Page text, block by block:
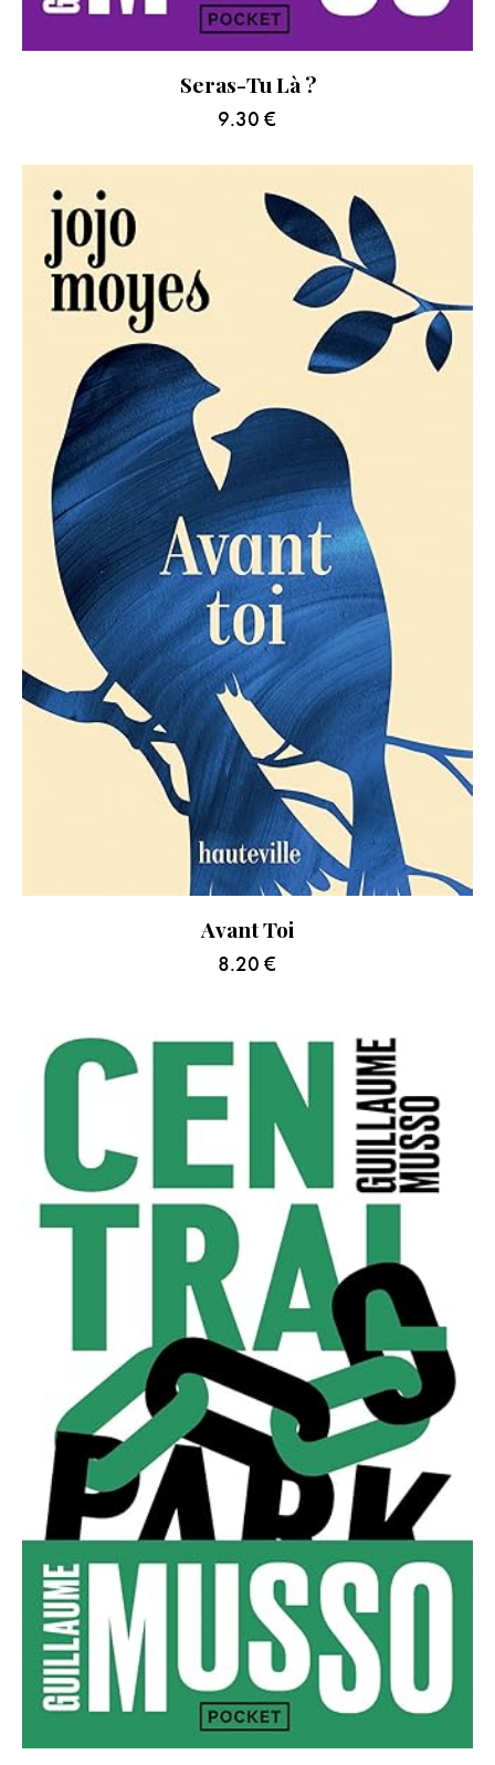
Seras-Tu Là ?
9.30 €
Avant Toi
8.20 €